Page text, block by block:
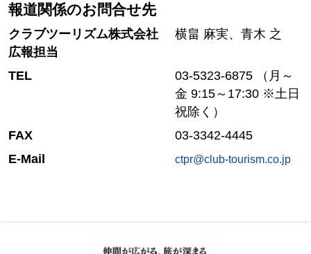
報道関係のお問合せ先
クラブツーリズム株式会社
広報担当
横畠 麻実、青木 之
TEL
03-5323-6875 （月～
金 9:15～17:30 ※土日
祝除く）
FAX
03-3342-4445
E-Mail
ctpr@club-tourism.co.jp